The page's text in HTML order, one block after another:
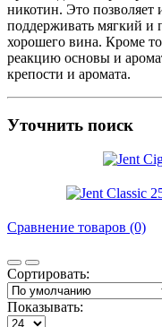
никотин. Это позволяет
поддерживать мягкий и
хорошего вина. Кроме
реакцию основы и
крепости и аромата.
Уточнить поиск
Сравнение товаров (0)
Сортировать:
Показывать: